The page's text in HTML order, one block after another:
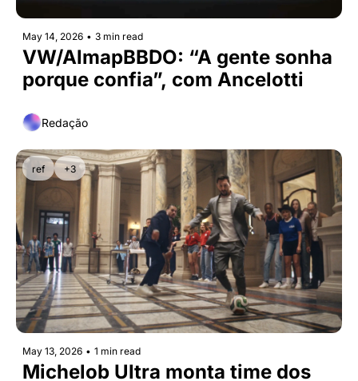
May 14, 2026 • 3 min read
VW/AlmapBBDO: “A gente sonha
porque confia”, com Ancelotti
Redação
ref +3
May 13, 2026 • 1 min read
Michelob Ultra monta time dos